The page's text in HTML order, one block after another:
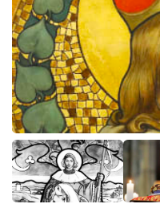
Pořady
TV Program
Časopis
Sledujte prima+
Přihlášení